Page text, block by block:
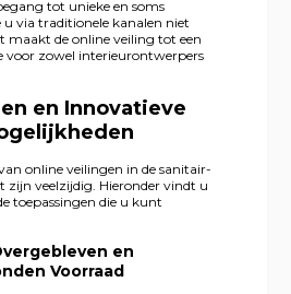
tot unieke en soms
u via traditionele kanalen niet
maakt de online veiling tot een
voor zowel interieurontwerpers
en Innovatieve
online veilingen in de sanitair-
zijn veelzijdig. Hieronder vindt u
toepassingen die u kunt
en
Voorraad